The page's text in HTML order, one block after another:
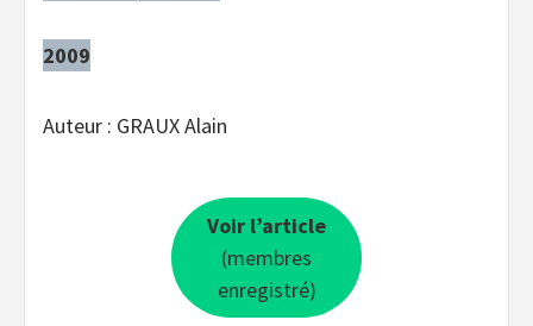
2009
Auteur : GRAUX Alain
Voir l’article
(membres
enregistré)